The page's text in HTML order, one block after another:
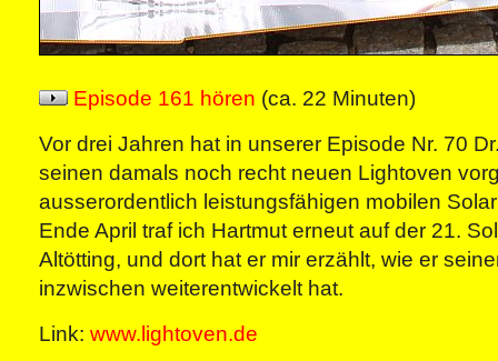
Episode 161 hören (ca. 22 Minuten)
Vor drei Jahren hat in unserer Episode Nr. 70
seinen damals noch recht neuen Lightoven
ausserordentlich leistungsfähigen mobilen
Ende April traf ich Hartmut erneut auf der 21.
Altötting, und dort hat er mir erzählt, wie er
inzwischen weiterentwickelt hat.
Link: www.lightoven.de